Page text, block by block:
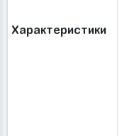
Характеристики